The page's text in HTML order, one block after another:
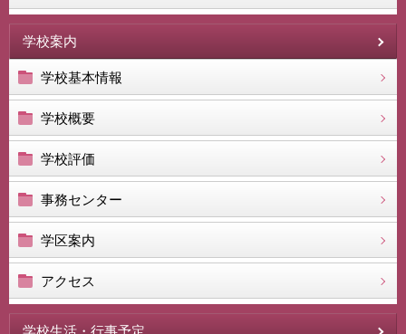
学校案内
学校基本情報
学校概要
学校評価
事務センター
学区案内
アクセス
学校生活・行事予定